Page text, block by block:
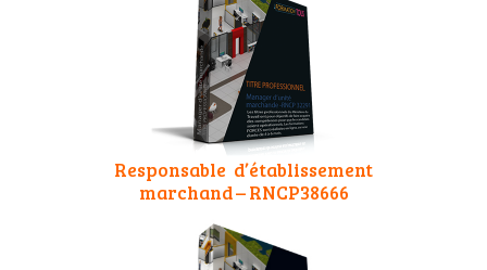
Responsable d’établissement
marchand – RNCP38666